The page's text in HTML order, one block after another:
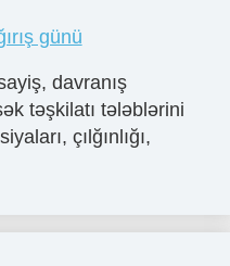
günü
davranış
təşkilatı tələblərini
çılğınlığı,